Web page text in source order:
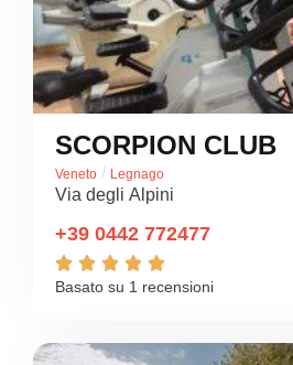
SCORPION CLUB
Veneto / Legnago
Via degli Alpini
+39 0442 772477
    
Basato su 1 recensioni